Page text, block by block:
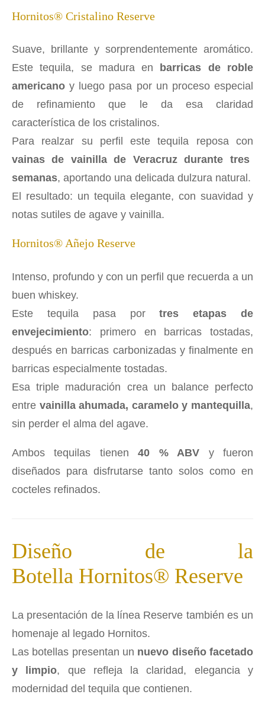
Hornitos® Cristalino Reserve
Suave, brillante y sorprendentemente aromático.
Este tequila, se madura en
barricas de roble
americano y luego pasa por un proceso especial
de refinamiento que le da esa claridad
característica de los cristalinos.
Para realzar su perfil este tequila reposa con
vainas de vainilla de Veracruz durante tres
semanas, aportando una delicada dulzura natural.
El resultado: un tequila elegante, con suavidad y
notas sutiles de agave y vainilla.
Hornitos® Añejo Reserve
Intenso, profundo y con un perfil que recuerda a un
buen whiskey.
Este tequila pasa portres etapas de
envejecimiento: primero en barricas tostadas,
después en barricas carbonizadas y finalmente en
barricas especialmente tostadas.
Esa triple maduración crea un balance perfecto
entre vainilla ahumada, caramelo y mantequilla,
sin perder el alma del agave.
Ambos tequilas tienen40 % ABV y fueron
diseñados para disfrutarse tanto solos como en
cocteles refinados.
Diseño de la
Botella Hornitos® Reserve
La presentación de la línea Reserve también es un
homenaje al legado Hornitos.
Las botellas presentan un nuevo diseño facetado
y limpio, que refleja la claridad, elegancia y
modernidad del tequila que contienen.